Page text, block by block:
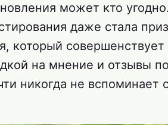
может кто
даже стала
который
на мнение и отзывы
никогда не вспоминает